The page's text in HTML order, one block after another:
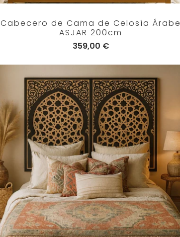
Cabecero de Cama de Celosía Árabe
ASJAR 200cm
359,00 €